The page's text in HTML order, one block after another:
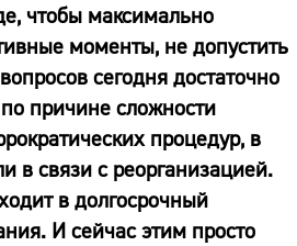
чтобы максимально
моменты, не допустить
сегодня достаточно
причине сложности
процедур, в
в связи с реорганизацией.
в долгосрочный
И сейчас этим просто